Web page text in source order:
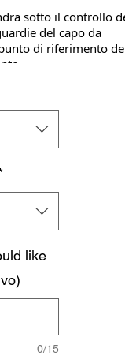
sotto il controllo
del capo da
di riferimento
professionale, il
stratificata di alta
testa per la massima
MMA e boxe
ed extra large.
like
0/15